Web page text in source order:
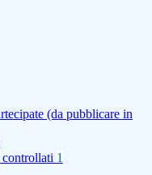
(da pubblicare in
1